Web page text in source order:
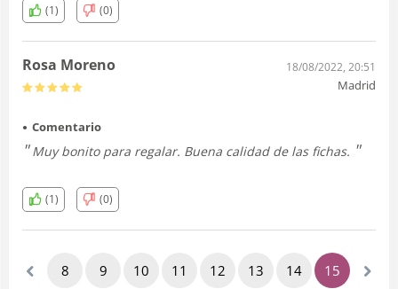
(1) (0)
Rosa Moreno 18/08/2022, 20:51
Madrid
Comentario
Muy bonito para regalar. Buena calidad de las fichas.
(1) (0)
8 9 10 11 12 13 14 15 16